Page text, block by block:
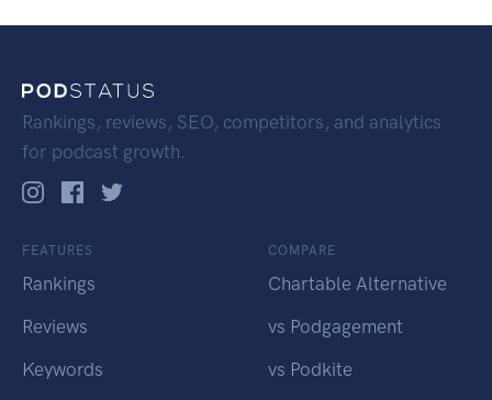
Rankings, reviews, SEO, competitors, and analytics
for podcast growth.
FEATURES
Rankings
Reviews
Keywords
COMPARE
Chartable Alternative
vs Podgagement
vs Podkite